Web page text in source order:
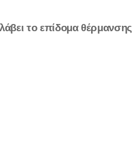
το επίδομα